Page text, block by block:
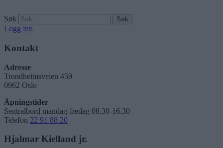
Søk
Logg inn
Kontakt
Adresse
Trondheimsveien 459
0962 Oslo
Åpningstider
Sentralbord mandag-fredag 08.30-16.30
Telefon 22 91 88 20
Hjalmar Kielland jr.